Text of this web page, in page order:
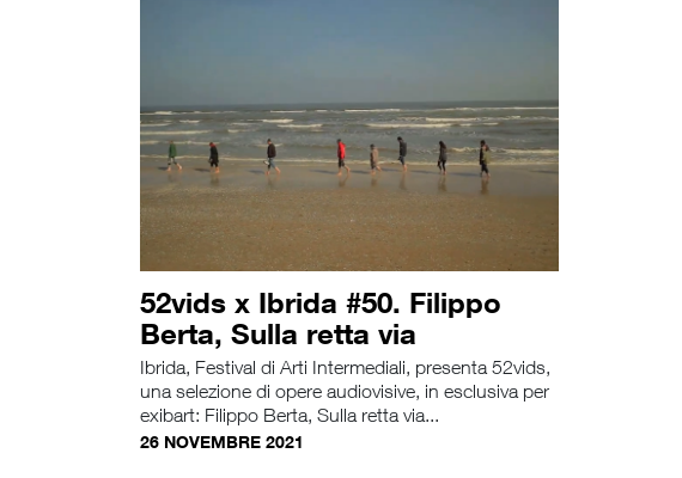
52vids x Ibrida #50. Filippo
Berta, Sulla retta via
Ibrida, Festival di Arti Intermediali, presenta 52vids,
una selezione di opere audiovisive, in esclusiva per
exibart: Filippo Berta, Sulla retta via...
26 NOVEMBRE 2021